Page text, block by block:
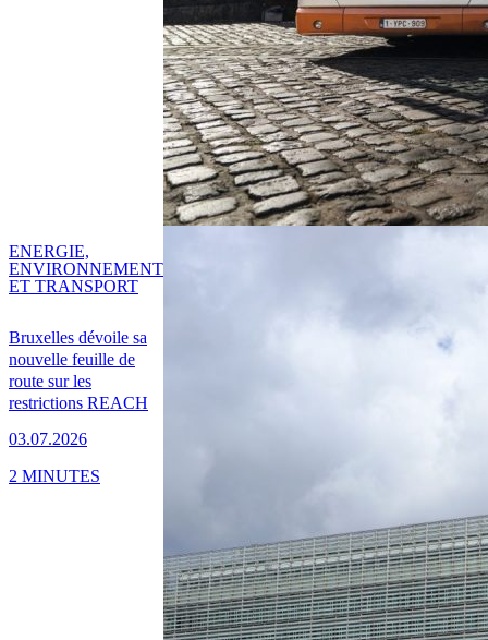
Bruxelles dévoile sa
nouvelle feuille de
route sur les
restrictions REACH
03.07.2026
ENERGIE,
ENVIRONNEMENT
ET TRANSPORT
2 MINUTES